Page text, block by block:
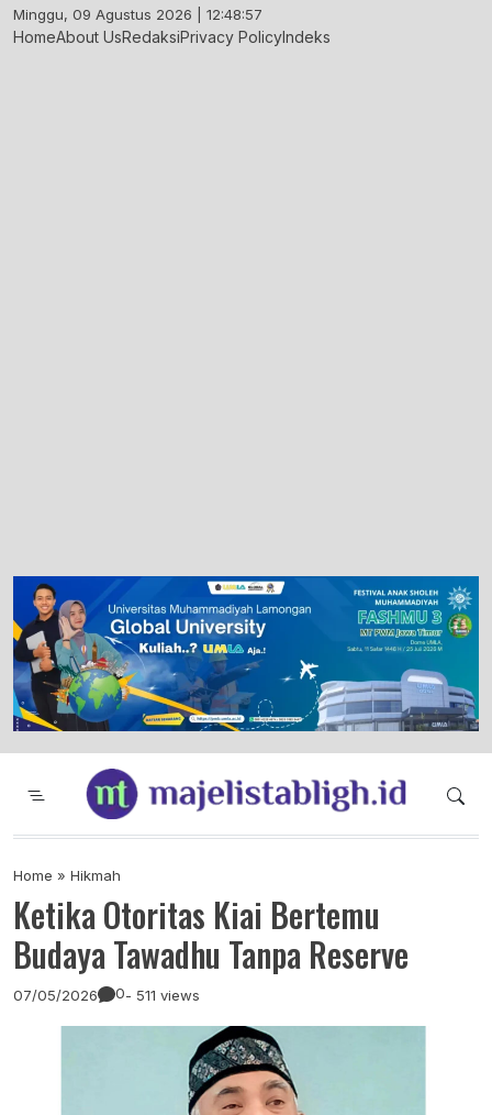
Skip
to
Minggu, 09 Agustus 2026 | 12:48:58
HomeAbout UsRedaksiPrivacy PolicyIndeks
Majelis Tabligh Muhammadiyah
Syiar Dakwah Islam Berkemajuan dan
Home » Hikmah
Ketika Otoritas Kiai Bertemu
Budaya Tawadhu Tanpa Reserve
07/05/2026 0- 511 views